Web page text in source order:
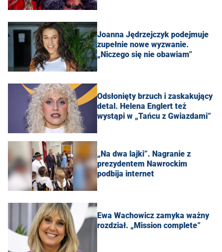
Joanna Jędrzejczyk podejmuje
zupełnie nowe wyzwanie.
„Niczego się nie obawiam”
Odsłonięty brzuch i zaskakujący
detal. Helena Englert też
wystąpi w „Tańcu z Gwiazdami”
„Na dwa lajki”. Nagranie z
prezydentem Nawrockim
podbija internet
Ewa Wachowicz zamyka ważny
rozdział. „Mission complete”